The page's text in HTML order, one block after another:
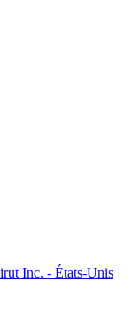
Inc. - États-Unis